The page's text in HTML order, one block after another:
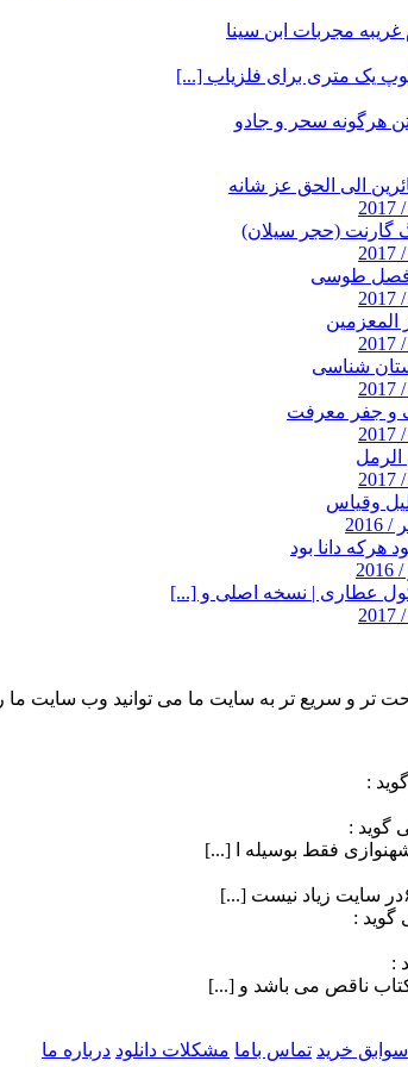
مجربات ابن سینا
یک متری برای فلزیاب [...]
هرگونه سحر و جادو
الی الحق عز شانه
(حجر سیلان)
طوسی
المعزمین
شناسی
و جفر معرفت
وقياس
هرکه دانا بود
عطاری | نسخه اصلی و [...]
تر و سریع تر به سایت ما می توانید وب سایت ما
:
گوید :
فقط بوسیله ا [...]
گوید :
:
ناقص می باشد و [...]
سوابق خرید تماس باما مشکلات دانلود درباره ما